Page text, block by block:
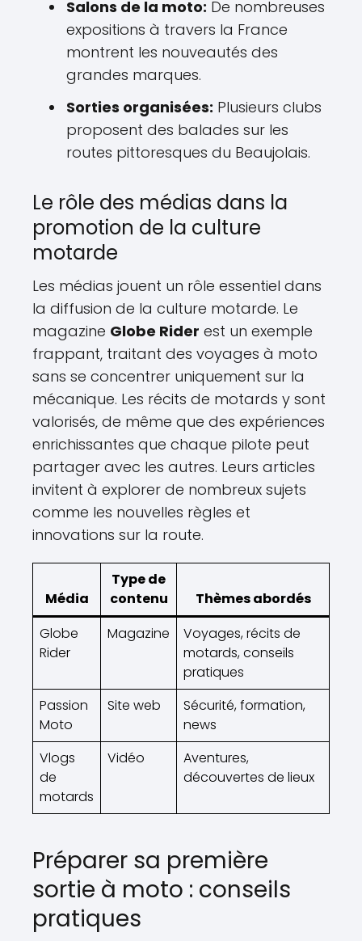
Salons de la moto: De nombreuses
expositions à travers la France
montrent les nouveautés des
grandes marques.
Sorties organisées: Plusieurs clubs
proposent des balades sur les
routes pittoresques du Beaujolais.
Le rôle des médias dans la
promotion de la culture
motarde
Les médias jouent un rôle essentiel dans
la diffusion de la culture motarde. Le
magazine Globe Rider est un exemple
frappant, traitant des voyages à moto
sans se concentrer uniquement sur la
mécanique. Les récits de motards y sont
valorisés, de même que des expériences
enrichissantes que chaque pilote peut
partager avec les autres. Leurs articles
invitent à explorer de nombreux sujets
comme les nouvelles règles et
innovations sur la route.
Média
Type de
contenu
Thèmes abordés
Globe
Rider
Magazine
Voyages, récits de
motards, conseils
pratiques
Passion
Moto
Site web
Sécurité, formation,
news
Vlogs
de
motards
Vidéo
Aventures,
découvertes de lieux
Préparer sa première
sortie à moto : conseils
pratiques